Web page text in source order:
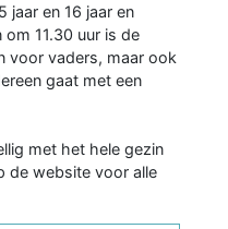
jaar en 16 jaar en
11.30 uur is de
voor vaders, maar ook
gaat met een
met het hele gezin
de website voor alle